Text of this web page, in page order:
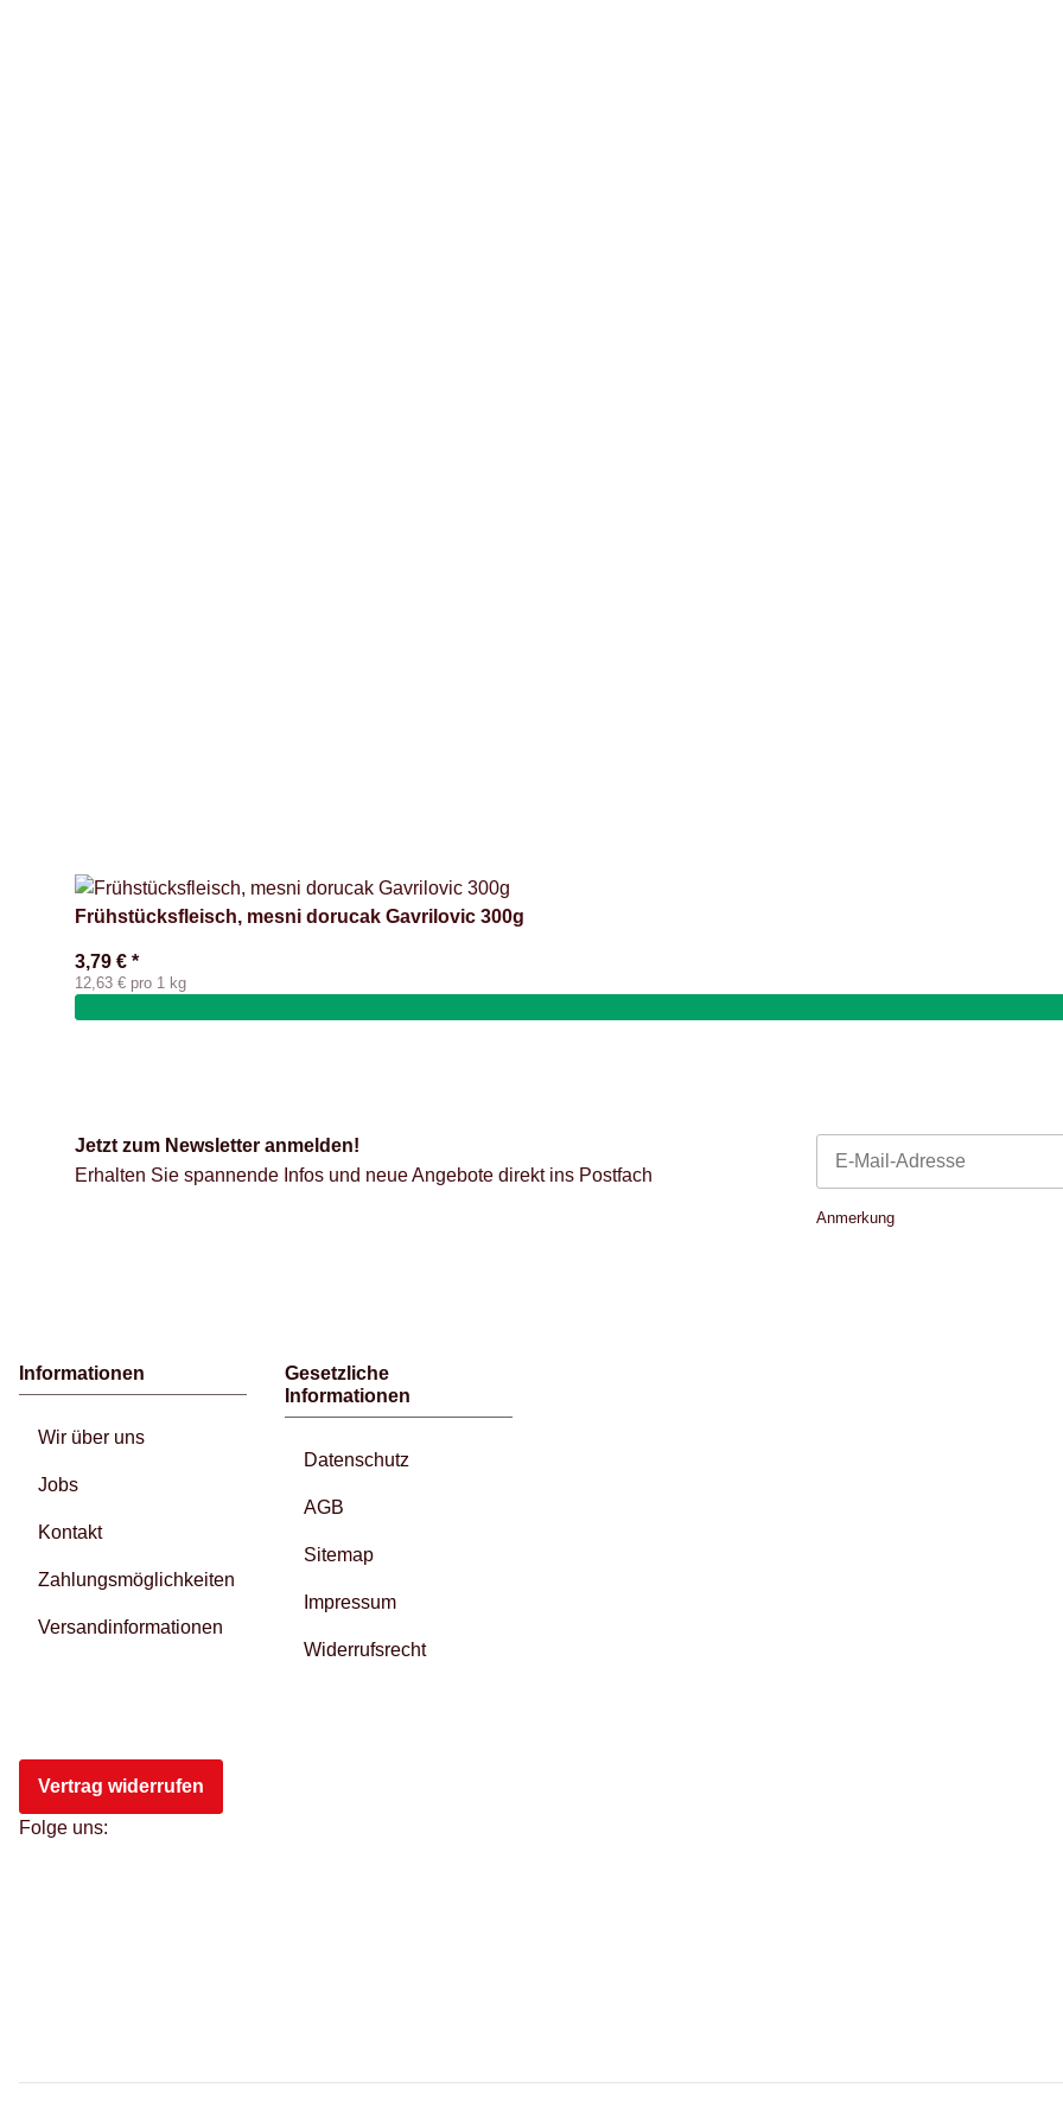
Frühstücksfleisch, mesni dorucak Gavrilovic 300g
3,79 € *
12,63 € pro 1 kg
Jetzt zum Newsletter anmelden!
Erhalten Sie spannende Infos und neue Angebote direkt ins Postfach
Anmerkung
Informationen
Wir über uns
Jobs
Kontakt
Zahlungsmöglichkeiten
Versandinformationen
Gesetzliche
Informationen
Datenschutz
AGB
Sitemap
Impressum
Widerrufsrecht
Vertrag widerrufen
Folge uns: